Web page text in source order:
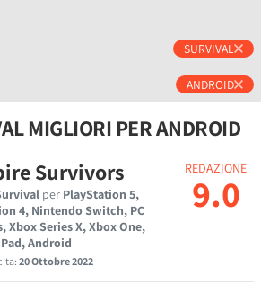
SURVIVAL
ANDROID
MIGLIORI PER ANDROID
Survivors
per PlayStation 5,
4, Nintendo Switch, PC
Xbox Series X, Xbox One,
Android
20 Ottobre 2022
REDAZIONE
9.0